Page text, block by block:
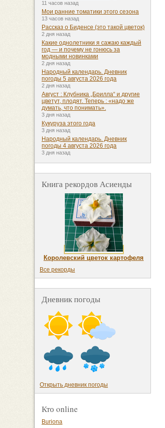
11 часов назад
Мои ранние томатики этого сезона
13 часов назад
Рассказ о Биденсе (это такой цветок)
2 дня назад
Какие однолетники я сажаю каждый
год — и почему не гонюсь за
модными новинками
2 дня назад
Народный календарь. Дневник
погоды 5 августа 2026 года
2 дня назад
Август : Клубника „Брилла“ и другие
цветут, плодят. Теперь : «надо же
думать, что понимать».
3 дня назад
Кукуруза этого года
3 дня назад
Народный календарь. Дневник
погоды 4 августа 2026 года
3 дня назад
Книга рекордов Асиенды
Королевский цветок картофеля
Все рекорды
Дневник погоды
Открыть дневник погоды
Кто online
Buriona